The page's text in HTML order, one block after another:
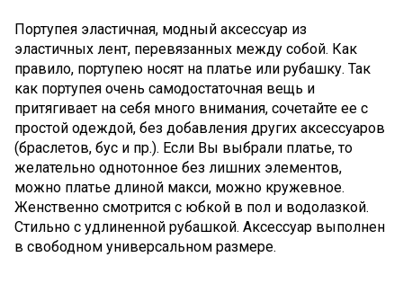
Портупея эластичная, модный аксессуар из
эластичных лент, перевязанных между собой. Как
правило, портупею носят на платье или рубашку. Так
как портупея очень самодостаточная вещь и
притягивает на себя много внимания, сочетайте ее с
простой одеждой, без добавления других аксессуаров
(браслетов, бус и пр.). Если Вы выбрали платье, то
желательно однотонное без лишних элементов,
можно платье длиной макси, можно кружевное.
Женственно смотрится с юбкой в пол и водолазкой.
Стильно с удлиненной рубашкой. Аксессуар выполнен
в свободном универсальном размере.